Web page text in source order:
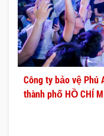
Công ty bảo vệ
thành phố HỒ CHÍ